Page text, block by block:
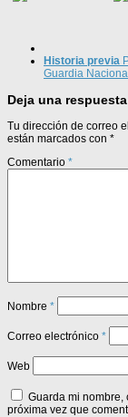
Historia previa
Guardia Nacional
Deja una respuesta
Tu dirección de correo
están marcados con *
Comentario *
Nombre *
Correo electrónico *
Web
Guarda mi nombre,
próxima vez que